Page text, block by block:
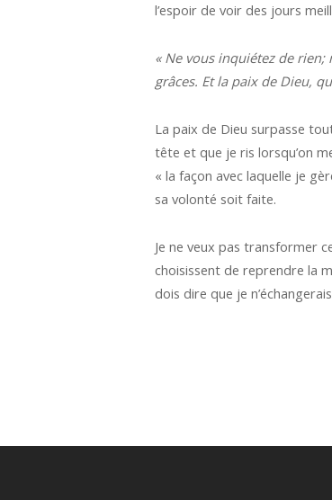
l’espoir de voir des jours
« Ne vous inquiétez de
grâces. Et la paix de Dieu,
La paix de Dieu surpasse
tête et que je ris lorsqu’on
« la façon avec laquelle je
sa volonté soit faite.
Je ne veux pas transformer
choisissent de reprendre la
dois dire que je